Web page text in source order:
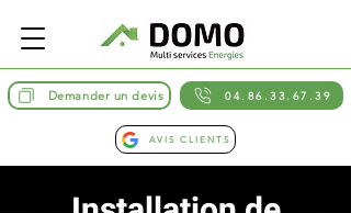
Demander un devis 04.86.33.67.39
AVIS CLIENTS